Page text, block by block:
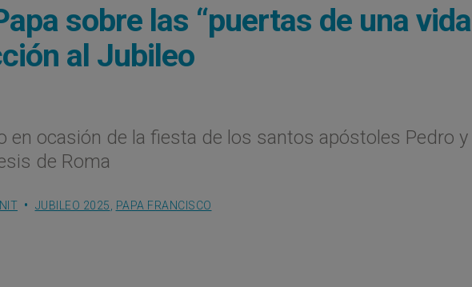
sobre las “puertas de una vida
al Jubileo
en ocasión de la fiesta de los santos apóstoles Pedro y
de Roma
JUBILEO 2025 PAPA FRANCISCO